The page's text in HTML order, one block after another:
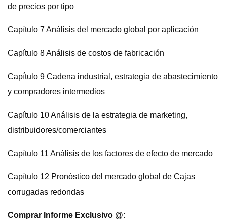
de precios por tipo
Capítulo 7 Análisis del mercado global por aplicación
Capítulo 8 Análisis de costos de fabricación
Capítulo 9 Cadena industrial, estrategia de abastecimiento
y compradores intermedios
Capítulo 10 Análisis de la estrategia de marketing,
distribuidores/comerciantes
Capítulo 11 Análisis de los factores de efecto de mercado
Capítulo 12 Pronóstico del mercado global de Cajas
corrugadas redondas
Comprar Informe Exclusivo @: